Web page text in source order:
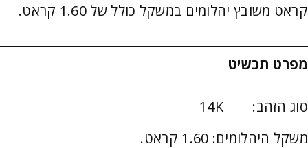
קראט משובץ יהלומים במשקל כולל של 1.60 קראט.
מפרט תכשיט
סוג הזהב: 14K
משקל היהלומים: 1.60 קראט.